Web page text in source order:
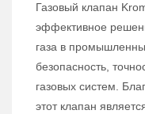
Газовый клапан
эффективное
газа в
безопасность,
газовых систем.
этот клапан